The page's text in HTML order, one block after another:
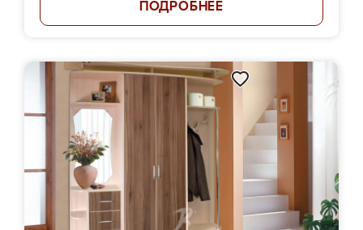
ПОДРОБНЕЕ